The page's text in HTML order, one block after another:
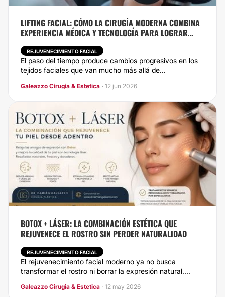
LIFTING FACIAL: CÓMO LA CIRUGÍA MODERNA COMBINA
EXPERIENCIA MÉDICA Y TECNOLOGÍA PARA LOGRAR
RESULTADOS NATURALES
REJUVENECIMIENTO FACIAL
El paso del tiempo produce cambios progresivos en los
tejidos faciales que van mucho más allá de...
Galeazzo Cirugia & Estetica · 12 jun 2026
BOTOX + LÁSER: LA COMBINACIÓN ESTÉTICA QUE
REJUVENECE EL ROSTRO SIN PERDER NATURALIDAD
REJUVENECIMIENTO FACIAL
El rejuvenecimiento facial moderno ya no busca
transformar el rostro ni borrar la expresión natural....
Galeazzo Cirugia & Estetica · 12 may 2026